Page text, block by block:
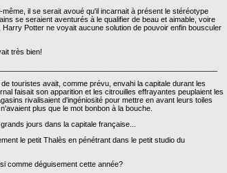
il se serait avoué qu'il incarnait à présent le stéréotype
se seraient aventurés à le qualifier de beau et aimable, voire
Potter ne voyait aucune solution de pouvoir enfin bousculer
très bien!
touristes avait, comme prévu, envahi la capitale durant les
faisait son apparition et les citrouilles effrayantes peuplaient les
rivalisaient d'ingéniosité pour mettre en avant leurs toiles
plus que le mot bonbon à la bouche.
jours dans la capitale française...
le petit Thalès en pénétrant dans le petit studio du
comme déguisement cette année?